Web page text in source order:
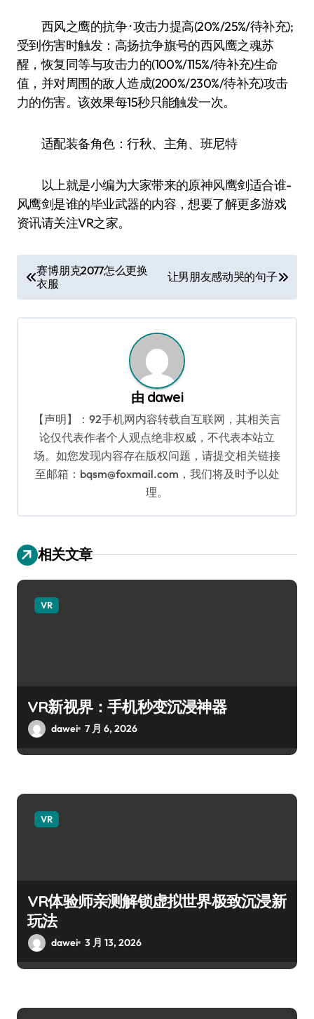
西风之鹰的抗争 · 攻击力提高(20%/25%/待补充);
受到伤害时触发：高扬抗争旗号的西风鹰之魂苏
醒，恢复同等与攻击力的(100%/115%/待补充)生命
值，并对周围的敌人造成(200%/230%/待补充)攻击
力的伤害。该效果每15秒只能触发一次。
适配装备角色：行秋、主角、班尼特
以上就是小编为大家带来的原神风鹰剑适合谁-
风鹰剑是谁的毕业武器的内容，想要了解更多游戏
资讯请关注VR之家。
章
导
赛博朋克2077怎么更换
衣服
让男朋友感动哭的句子
由 dawei
【声明】：92手机网内容转载自互联网，其相关言
论仅代表作者个人观点绝非权威，不代表本站立
场。如您发现内容存在版权问题，请提交相关链接
至邮箱：bqsm@foxmail.com，我们将及时予以处
理。
相关文章
VR
VR新视界：手机秒变沉浸神器
dawei 7 月 6, 2026
VR
VR体验师亲测解锁虚拟世界极致沉浸新
玩法
dawei 3 月 13, 2026